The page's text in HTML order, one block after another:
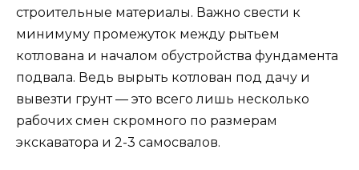
строительные материалы. Важно свести к
минимуму промежуток между рытьем
котлована и началом обустройства фундамента
подвала. Ведь вырыть котлован под дачу и
вывезти грунт — это всего лишь несколько
рабочих смен скромного по размерам
экскаватора и 2-3 самосвалов.